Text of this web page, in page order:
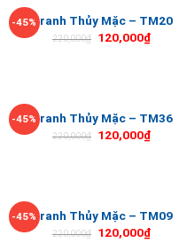
-45%Tranh Thủy Mặc – TM20
220,000₫ 120,000₫
-45%Tranh Thủy Mặc – TM36
220,000₫ 120,000₫
-45%Tranh Thủy Mặc – TM09
220,000₫ 120,000₫